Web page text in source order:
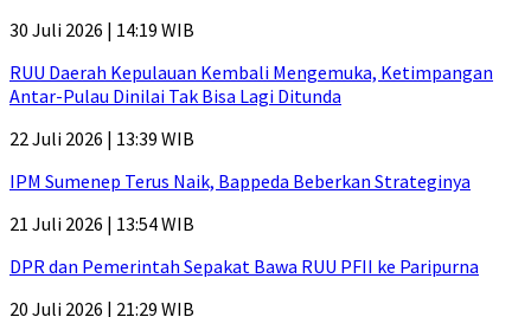
30 Juli 2026 | 14:19 WIB
RUU Daerah Kepulauan Kembali Mengemuka, Ketimpangan
Antar-Pulau Dinilai Tak Bisa Lagi Ditunda
22 Juli 2026 | 13:39 WIB
IPM Sumenep Terus Naik, Bappeda Beberkan Strateginya
21 Juli 2026 | 13:54 WIB
DPR dan Pemerintah Sepakat Bawa RUU PFII ke Paripurna
20 Juli 2026 | 21:29 WIB